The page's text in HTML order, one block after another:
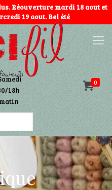
Réouverture mardi 18 aout et
19 aout. Bel été
0
18h